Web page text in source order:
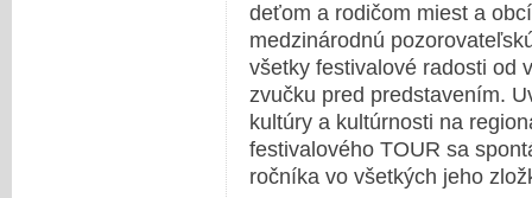
deťom a rodičom miest a
medzinárodnú
všetky festivalové radosti od
zvučku pred predstavením.
kultúry a kultúrnosti na
festivalového TOUR sa
ročníka vo všetkých jeho